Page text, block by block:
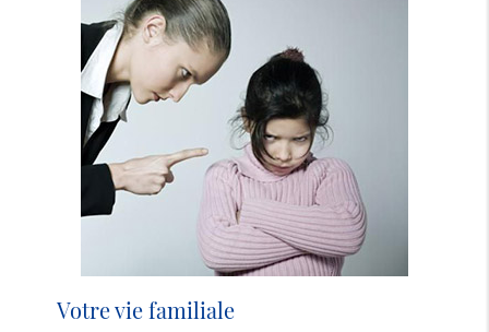
Votre vie familiale